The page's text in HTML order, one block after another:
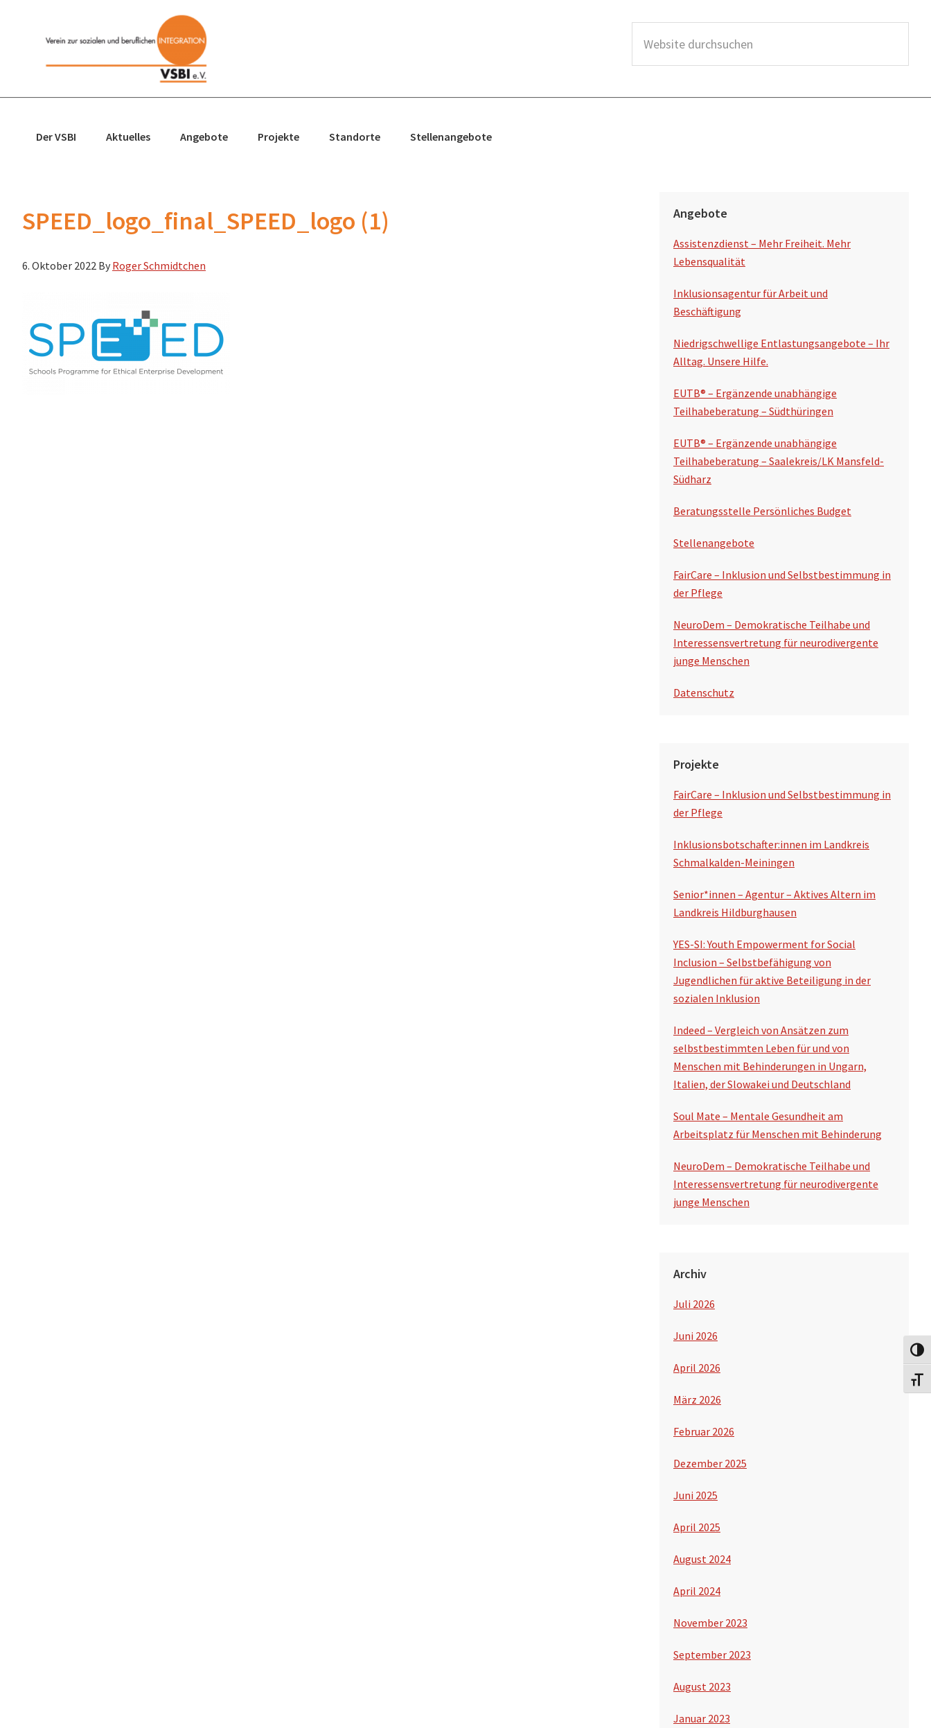
Hauptnavigation
Seitenspalte
Fußzeile
s
Der VSBI Aktuelles Angebote Projekte Standorte Stellenangebote
SPEED_logo_final_SPEED_logo (1)
6. Oktober 2022 By Roger Schmidtchen
Angebote
Assistenzdienst – Mehr Freiheit. Mehr
Lebensqualität
Inklusionsagentur für Arbeit und
Beschäftigung
Niedrigschwellige Entlastungsangebote – Ihr
Alltag. Unsere Hilfe.
EUTB® – Ergänzende unabhängige
Teilhabeberatung – Südthüringen
EUTB® – Ergänzende unabhängige
Teilhabeberatung – Saalekreis/LK Mansfeld-
Südharz
Beratungsstelle Persönliches Budget
Stellenangebote
FairCare – Inklusion und Selbstbestimmung in
der Pflege
NeuroDem – Demokratische Teilhabe und
Interessensvertretung für neurodivergente
junge Menschen
Datenschutz
Projekte
FairCare – Inklusion und Selbstbestimmung in
der Pflege
Inklusionsbotschafter:innen im Landkreis
Schmalkalden-Meiningen
Senior*innen – Agentur – Aktives Altern im
Landkreis Hildburghausen
YES-SI: Youth Empowerment for Social
Inclusion – Selbstbefähigung von
Jugendlichen für aktive Beteiligung in der
sozialen Inklusion
Indeed – Vergleich von Ansätzen zum
selbstbestimmten Leben für und von
Menschen mit Behinderungen in Ungarn,
Italien, der Slowakei und Deutschland
Soul Mate – Mentale Gesundheit am
Arbeitsplatz für Menschen mit Behinderung
NeuroDem – Demokratische Teilhabe und
Interessensvertretung für neurodivergente
junge Menschen
Archiv
Juli 2026
Juni 2026
April 2026
März 2026
Februar 2026
Dezember 2025
Juni 2025
April 2025
August 2024
April 2024
November 2023
September 2023
August 2023
Januar 2023